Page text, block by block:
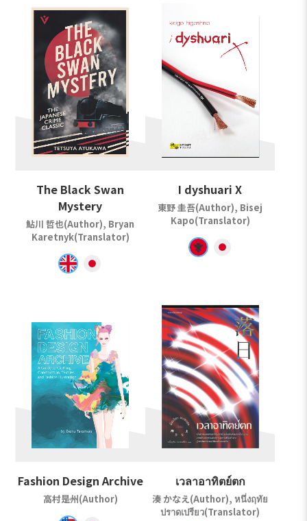
The Black Swan
Mystery
鮎川 哲也(Author), Bryan
Karetnyk(Translator)
I dyshuari X
東野 圭吾(Author), Bisej
Kapo(Translator)
Fashion Design Archive
高村是州(Author)
เวลาอาทิตย์ตก
湊 かなえ(Author), หนึ่งฤทัย
ปราดเปรียว(Translator)